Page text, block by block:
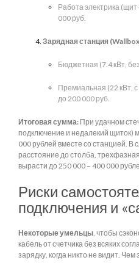
Работа электрика
000 руб.
Зарядная станция
Бюджетная (7.4 кВт,
Премиальная (22 кВт, с
до 200 000 руб.
Итоговая сумма: При удачном
подключение и недалекий щиток)
000 рублей вместе со станцией. В
расстояние до столба,
вырасти до 250 000 – 400 000
Риски
подключения и
Некоторые умельцы , чтобы
кабель от счетчика без всяких
зарядку, когда никто не видит. Чем